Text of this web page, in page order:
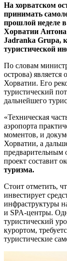
На хорватском
принимать
прошлой неделе
Хорватии
Jadranka Grupa,
туристической
По словам
острова) является
Хорватии. Его
туристический
дальнейшего
«Техническая
аэропорта
моментов, и
Хорватии, а
предварительным
проект составит
туризма.
Стоит отметить,
инвестирует
инфраструктуры
и SPA-центры.
туристический
курортом,
туристические